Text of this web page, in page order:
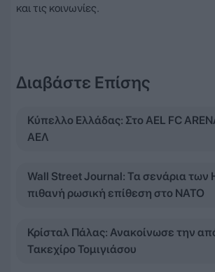
και τις κοινωνίες.
Διαβάστε Επίσης
Κύπελλο Ελλάδας: Στο AEL FC
ΑΕΛ
Wall Street Journal: Τα σενάρια των
πιθανή ρωσική επίθεση στο ΝΑΤΟ
Κρίσταλ Πάλας: Ανακοίνωσε την
Τακεχίρο Τομιγιάσου